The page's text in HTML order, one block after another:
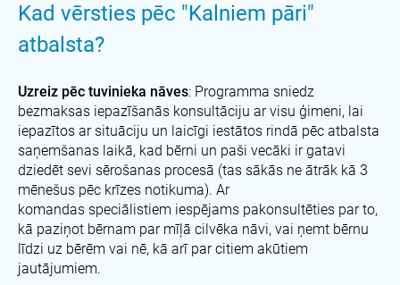
Kad vērsties pēc "Kalniem pāri"
atbalsta?
Uzreiz pēc tuvinieka nāves: Programma sniedz
bezmaksas iepazīšanās konsultāciju ar visu ģimeni, lai
iepazītos ar situāciju un laicīgi iestātos rindā pēc atbalsta
saņemšanas laikā, kad bērni un paši vecāki ir gatavi
dziedēt sevi sērošanas procesā (tas sākās ne ātrāk kā 3
mēnešus pēc krīzes notikuma). Ar
komandas speciālistiem iespējams pakonsultēties par to,
kā paziņot bērnam par mīļā cilvēka nāvi, vai ņemt bērnu
līdzi uz bērēm vai nē, kā arī par citiem akūtiem
jautājumiem.